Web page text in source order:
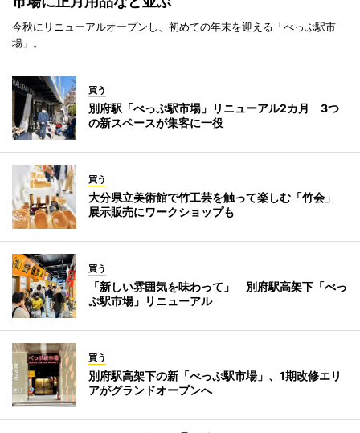
今秋にリニューアルオープンし、初めての年末を迎える「べっぷ駅市
場」。
買う
別府駅「べっぷ駅市場」リニューアル2カ月 3つ
の新スペースが集客に一役
買う
大分県立美術館で竹工芸を触って楽しむ「竹会」
展示販売にワークショップも
買う
「新しい雰囲気を味わって」 別府駅高架下「べっ
ぷ駅市場」リニューアル
買う
別府駅高架下の新「べっぷ駅市場」、1期改修エリ
アがグランドオープンへ